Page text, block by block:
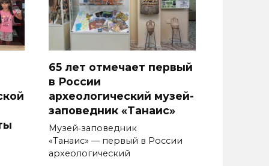
65 лет отмечает первый
в России
археологический музей-
заповедник «Танаис»
Музей‑заповедник
«Танаис» — первый в России
археологический